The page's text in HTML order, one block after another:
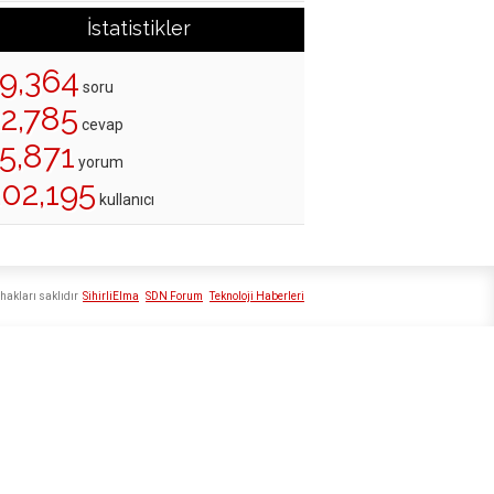
İstatistikler
soru
cevap
yorum
kullanıcı
SihirliElma SDN Forum Teknoloji Haberleri
saklıdır